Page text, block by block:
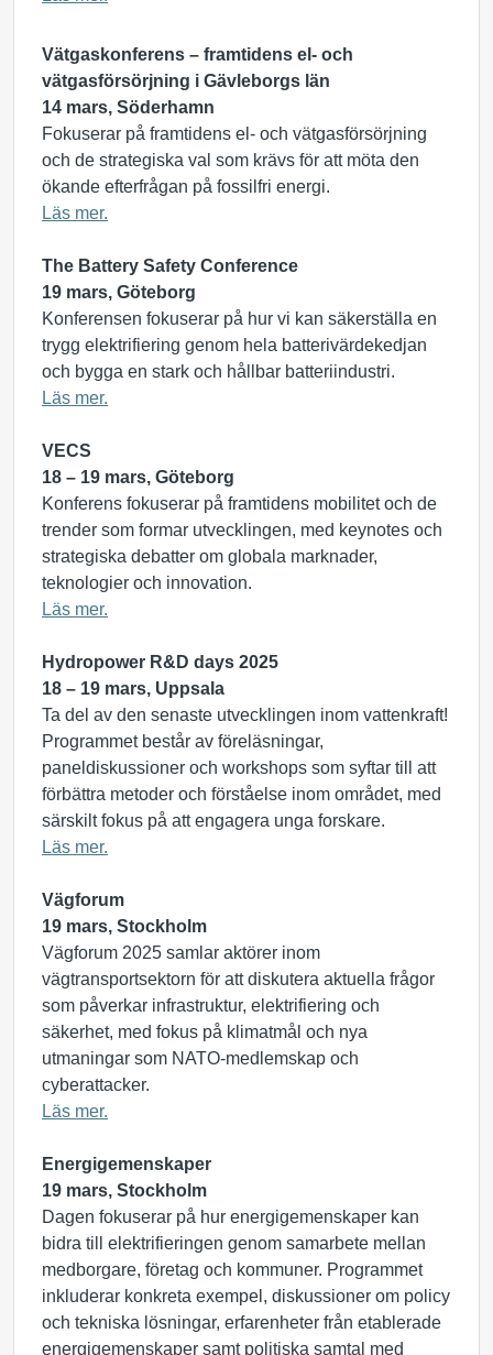
Vätgaskonferens – framtidens el- och
vätgasförsörjning i Gävleborgs län
14 mars, Söderhamn
Fokuserar på framtidens el- och vätgasförsörjning
och de strategiska val som krävs för att möta den
ökande efterfrågan på fossilfri energi.
Läs mer.
The Battery Safety Conference
19 mars, Göteborg
Konferensen fokuserar på hur vi kan säkerställa en
trygg elektrifiering genom hela batterivärdekedjan
och bygga en stark och hållbar batteriindustri.
Läs mer.
VECS
18 – 19 mars, Göteborg
Konferens fokuserar på framtidens mobilitet och de
trender som formar utvecklingen, med keynotes och
strategiska debatter om globala marknader,
teknologier och innovation.
Läs mer.
Hydropower R&D days 2025
18 – 19 mars, Uppsala
Ta del av den senaste utvecklingen inom vattenkraft!
Programmet består av föreläsningar,
paneldiskussioner och workshops som syftar till att
förbättra metoder och förståelse inom området, med
särskilt fokus på att engagera unga forskare.
Läs mer.
Vägforum
19 mars, Stockholm
Vägforum 2025 samlar aktörer inom
vägtransportsektorn för att diskutera aktuella frågor
som påverkar infrastruktur, elektrifiering och
säkerhet, med fokus på klimatmål och nya
utmaningar som NATO-medlemskap och
cyberattacker.
Läs mer.
Energigemenskaper
19 mars, Stockholm
Dagen fokuserar på hur energigemenskaper kan
bidra till elektrifieringen genom samarbete mellan
medborgare, företag och kommuner. Programmet
inkluderar konkreta exempel, diskussioner om policy
och tekniska lösningar, erfarenheter från etablerade
energigemenskaper samt politiska samtal med